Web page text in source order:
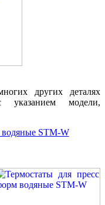
других деталях
указанием модели,